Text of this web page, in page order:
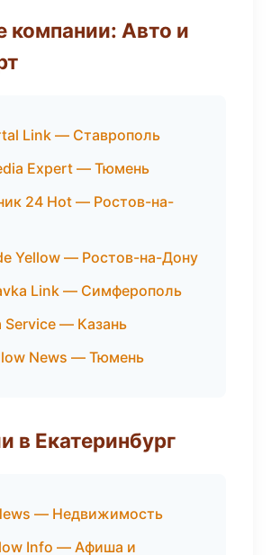
компании: Авто и
Link — Ставрополь
Expert — Тюмень
24 Hot — Ростов-на-
Yellow — Ростов-на-Дону
Link — Симферополь
Service — Казань
News — Тюмень
в Екатеринбург
— Недвижимость
Info — Афиша и